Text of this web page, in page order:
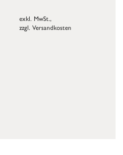
exkl. MwSt.,
zzgl. Versandkosten